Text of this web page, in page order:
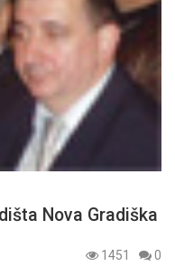
Nova Gradiška
1451
0